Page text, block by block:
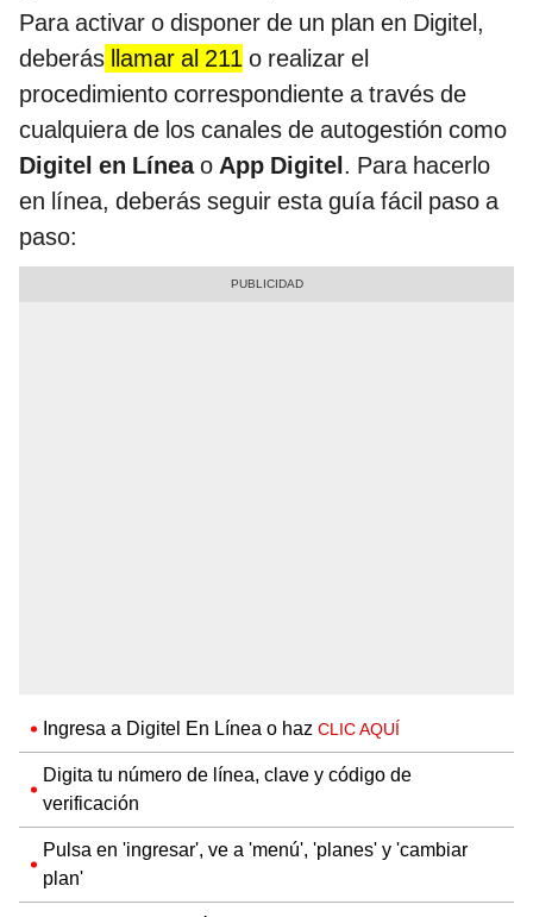
Para activar o disponer de un plan en Digitel,
deberás llamar al 211 o realizar el
procedimiento correspondiente a través de
cualquiera de los canales de autogestión como
Digitel en Líneao App Digitel. Para hacerlo
en línea, deberás seguir esta guía fácil paso a
paso:
Ingresa a Digitel En Línea o haz CLIC AQUÍ
Digita tu número de línea, clave y código de
verificación
Pulsa en 'ingresar', ve a 'menú', 'planes' y 'cambiar
plan'